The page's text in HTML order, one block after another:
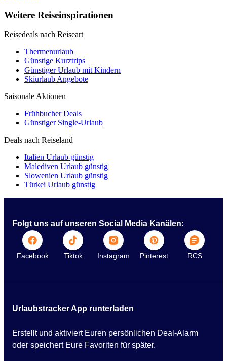
Weitere Reiseinspirationen
Reisedeals nach Reiseart
Thermenurlaub
Günstige Kurztrips
Günstiger Urlaub mit Kindern
Skiurlaub Angebote
Saisonale Aktionen
Frühbucher Deals
Günstiger Single-Urlaub
Deals nach Reiseland
Italien Urlaub günstig
Malediven Urlaub günstig
Slowenien Urlaub günstig
Türkei Urlaub günstig